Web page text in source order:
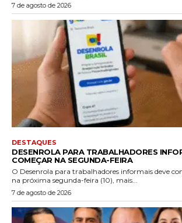
7 de agosto de 2026
DESTAQUES
DESENROLA PARA TRABALHADORES
COMEÇAR NA SEGUNDA-FEIRA
O Desenrola para trabalhadores informais deve
na próxima segunda-feira (10), mais...
7 de agosto de 2026